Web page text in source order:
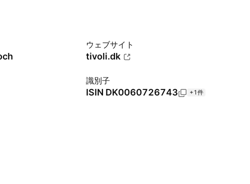
ウェブサイト
tivoli.dk
識別子
ISIN DK0060726743 +1件